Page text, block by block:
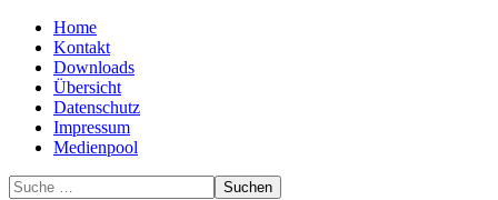
Home
Kontakt
Downloads
Übersicht
Datenschutz
Impressum
Medienpool
Suchen